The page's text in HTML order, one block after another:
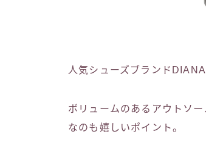
人気シューズブランド
ボリュームのあるアウトソ
なのも嬉しいポイント。